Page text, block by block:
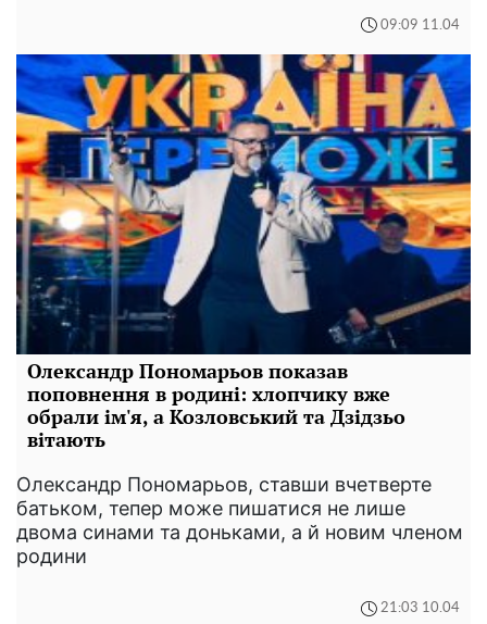
09:09 11.04
Олександр Пономарьов показав
поповнення в родині: хлопчику вже
обрали ім'я, а Козловський та Дзідзьо
вітають
Олександр Пономарьов, ставши вчетверте
батьком, тепер може пишатися не лише
двома синами та доньками, а й новим членом
родини
21:03 10.04